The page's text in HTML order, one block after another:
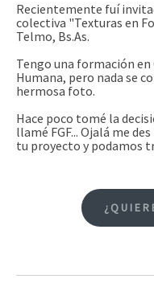
Recientemente fuí
colectiva "Texturas en
Telmo, Bs.As.
Tengo una formación en
Humana, pero nada se
hermosa foto.
Hace poco tomé la
llamé FGF... Ojalá me
tu proyecto y podamos